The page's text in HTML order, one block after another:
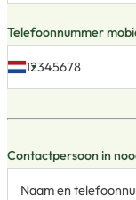
Telefoonnummer
Contactpersoon in